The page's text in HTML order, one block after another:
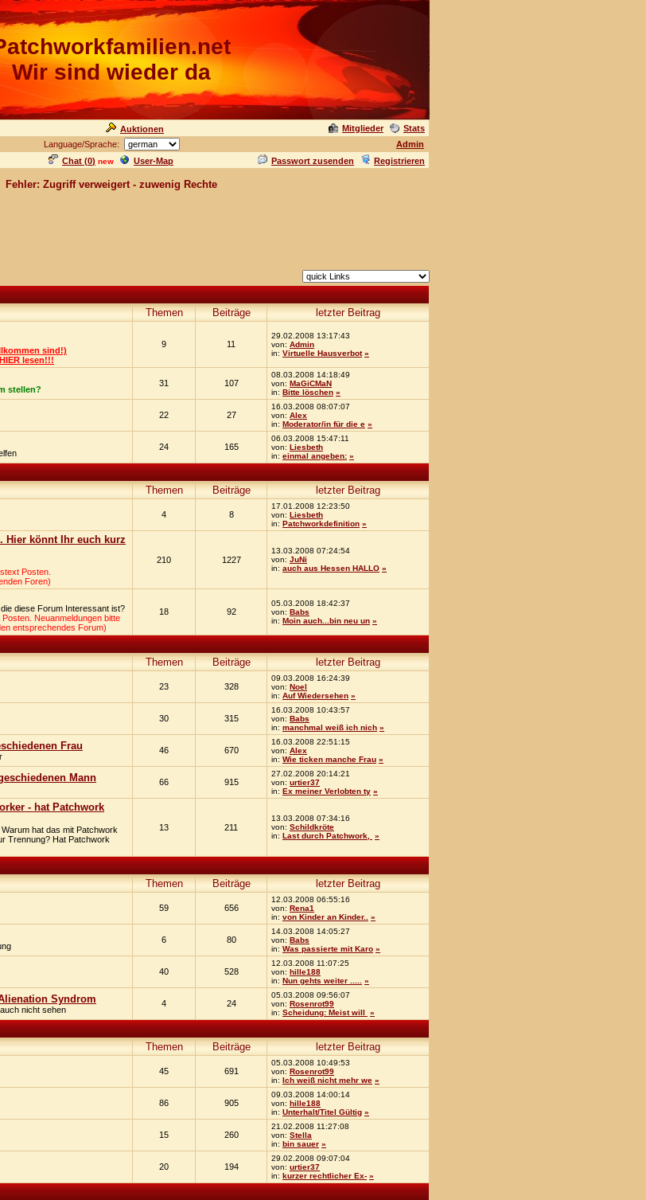
Wir sind wieder da
Auktionen Mitglieder
Stats
Language/Sprache:
Admin
Chat (0) new User-Map Passwort zusenden Registrieren
Fehler: Zugriff verweigert - zuwenig Rechte
Themen Beiträge
letzter Beitrag
sind!)
lesen!!!
9 11
29.02.2008 13:17:43
von: Admin
in: Virtuelle Hausverbot »
stellen?
31 107
08.03.2008 14:18:49
von: MaGiCMaN
in: Bitte löschen »
22 27
16.03.2008 08:07:07
von: Alex
in: Moderator/in für die e »
24 165
06.03.2008 15:47:11
von: Liesbeth
in: einmal angeben: »
Themen Beiträge
letzter Beitrag
4 8
17.01.2008 12:23:50
von: Liesbeth
in: Patchworkdefinition »
Hier könnt Ihr euch kurz
Posten.
Foren)
210 1227
13.03.2008 07:24:54
von: JuNi
in: auch aus Hessen HALLO »
diese Forum Interessant ist?
Neuanmeldungen bitte
entsprechendes Forum)
18 92
05.03.2008 18:42:37
von: Babs
in: Moin auch...bin neu un »
Themen Beiträge
letzter Beitrag
23 328
09.03.2008 16:24:39
von: Noel
in: Auf Wiedersehen »
30 315
16.03.2008 10:43:57
von: Babs
in: manchmal weiß ich nich »
Frau 46 670
16.03.2008 22:51:15
von: Alex
in: Wie ticken manche Frau »
Mann 66 915
27.02.2008 20:14:21
von: urtier37
in: Ex meiner Verlobten ty »
- hat Patchwork
hat das mit Patchwork
Trennung? Hat Patchwork
13 211
13.03.2008 07:34:16
von: Schildkröte
in: Last durch Patchwork, »
Themen Beiträge
letzter Beitrag
59 656
12.03.2008 06:55:16
von: Rena1
in: von Kinder an Kinder.. »
6 80
14.03.2008 14:05:27
von: Babs
in: Was passierte mit Karo »
40 528
12.03.2008 11:07:25
von: hille188
in: Nun gehts weiter ..... »
Syndrom
nicht sehen
4 24
05.03.2008 09:56:07
von: Rosenrot99
in: Scheidung: Meist will »
Themen Beiträge
letzter Beitrag
45 691
05.03.2008 10:49:53
von: Rosenrot99
in: Ich weiß nicht mehr we »
86 905
09.03.2008 14:00:14
von: hille188
in: Unterhalt/Titel Gültig »
15 260
21.02.2008 11:27:08
von: Stella
in: bin sauer »
20 194
29.02.2008 09:07:04
von: urtier37
in: kurzer rechtlicher Ex- »